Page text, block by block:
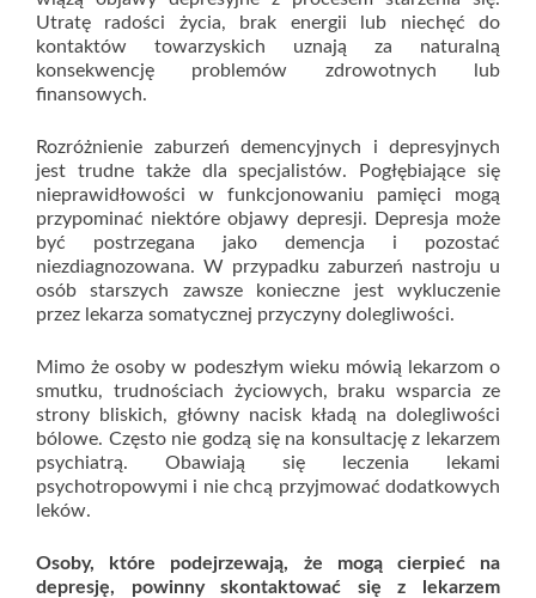
Utratę radości życia, brak energii lub niechęć do
kontaktów towarzyskich uznają za naturalną
konsekwencję problemów zdrowotnych lub
finansowych.
Rozróżnienie zaburzeń demencyjnych i depresyjnych
jest trudne także dla specjalistów. Pogłębiające się
nieprawidłowości w funkcjonowaniu pamięci mogą
przypominać niektóre objawy depresji. Depresja może
być postrzegana jako demencja i pozostać
niezdiagnozowana. W przypadku zaburzeń nastroju u
osób starszych zawsze konieczne jest wykluczenie
przez lekarza somatycznej przyczyny dolegliwości.
Mimo że osoby w podeszłym wieku mówią lekarzom o
smutku, trudnościach życiowych, braku wsparcia ze
strony bliskich, główny nacisk kładą na dolegliwości
bólowe. Często nie godzą się na konsultację z lekarzem
psychiatrą. Obawiają się leczenia lekami
psychotropowymi i nie chcą przyjmować dodatkowych
leków.
Osoby, które podejrzewają, że mogą cierpieć na
depresję, powinny skontaktować się z lekarzem